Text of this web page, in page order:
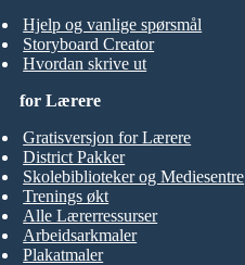
Hjelp og vanlige spørsmål
Storyboard Creator
Hvordan skrive ut
for Lærere
Gratisversjon for Lærere
District Pakker
Skolebiblioteker og Mediesentre
Trenings økt
Alle Lærerressurser
Arbeidsarkmaler
Plakatmaler